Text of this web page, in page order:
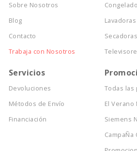
Sobre Nosotros
Blog
Contacto
Trabaja con Nosotros
Lavadoras
Secadoras
Servicios
Devoluciones
Métodos de Envío
Financiación
Todas las
El Verano
Siemens
CampaÑa